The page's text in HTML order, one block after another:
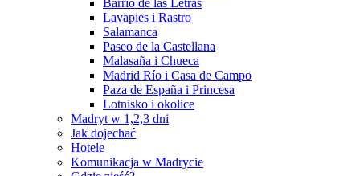
Barrio de las Letras
Lavapies i Rastro
Salamanca
Paseo de la Castellana
Malasaña i Chueca
Madrid Río i Casa de Campo
Paza de España i Princesa
Lotnisko i okolice
Madryt w 1,2,3 dni
Jak dojechać
Hotele
Komunikacja w Madrycie